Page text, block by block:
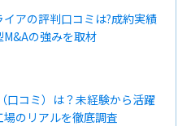
アの評判口コミは?成約実績
M&Aの強みを取材
口コミ）は？未経験から活躍
場のリアルを徹底調査